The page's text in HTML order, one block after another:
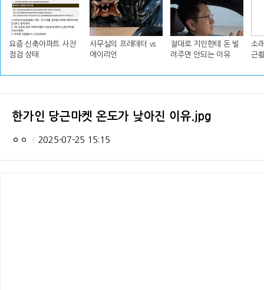
요즘 신축아파트 사전
점검 상태
사무실의 프레데터 vs
에이리언
절대로 지인한테 돈 빌
려주면 안되는 이유
소
근
한가인 당근마켓 온도가 낮아진 이유.jpg
ㅇㅇ 2025-07-25 15:15